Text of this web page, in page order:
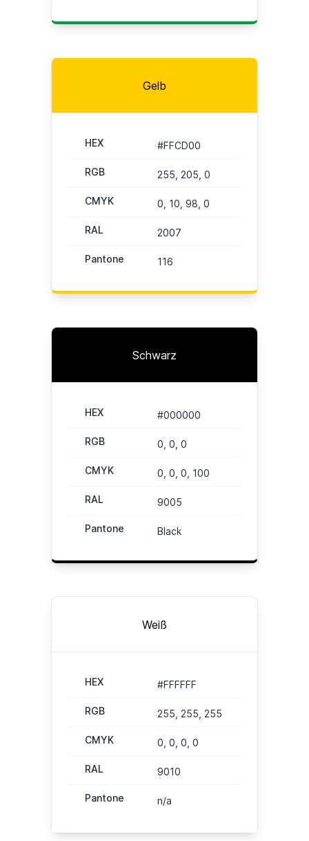
Gelb
HEX #FFCD00
RGB 255, 205, 0
CMYK 0, 10, 98, 0
RAL 2007
Pantone 116
Schwarz
HEX #000000
RGB 0, 0, 0
CMYK 0, 0, 0, 100
RAL 9005
Pantone Black
Weiß
HEX #FFFFFF
RGB 255, 255, 255
CMYK 0, 0, 0, 0
RAL 9010
Pantone n/a